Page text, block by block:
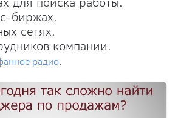
для поиска работы.
биржах.
сетях.
компании.
радио.